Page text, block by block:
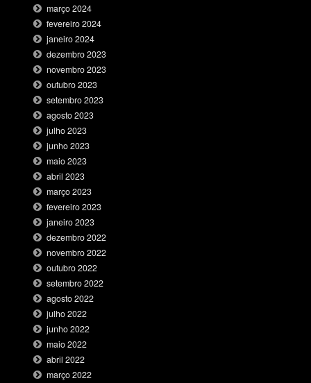
março 2024
fevereiro 2024
janeiro 2024
dezembro 2023
novembro 2023
outubro 2023
setembro 2023
agosto 2023
julho 2023
junho 2023
maio 2023
abril 2023
março 2023
fevereiro 2023
janeiro 2023
dezembro 2022
novembro 2022
outubro 2022
setembro 2022
agosto 2022
julho 2022
junho 2022
maio 2022
abril 2022
março 2022